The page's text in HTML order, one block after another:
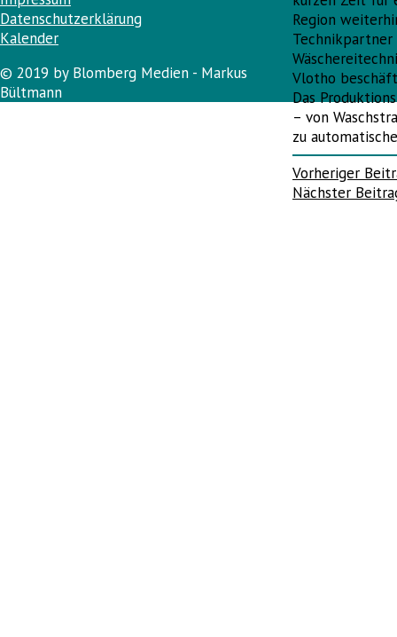
Region
Technikpartner
Vlotho
Das
– von
zu
Vorheriger
Nächster
Datenschutzerklärung
Kalender
© 2019 by Blomberg Medien - Markus
Bültmann